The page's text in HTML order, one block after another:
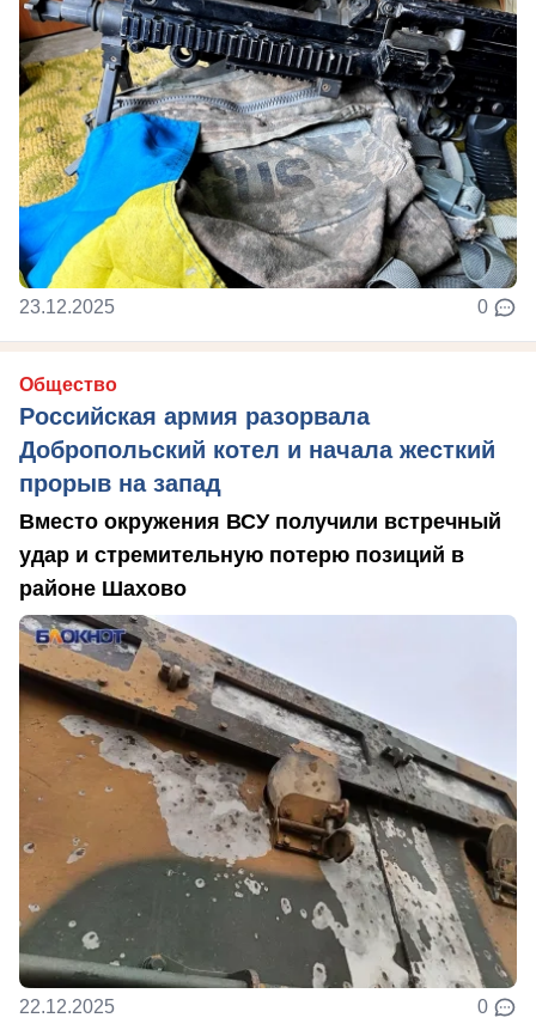
23.12.2025 0
Общество
Российская армия разорвала
Добропольский котел и начала жесткий
прорыв на запад
Вместо окружения ВСУ получили встречный
удар и стремительную потерю позиций в
районе Шахово
22.12.2025 0